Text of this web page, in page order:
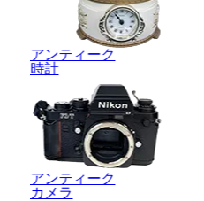
アンティーク
時計
アンティーク
カメラ